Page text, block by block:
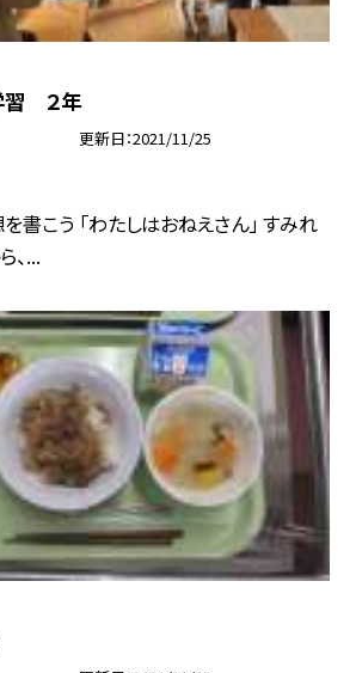
２年
更新日 2021/11/25
書こう 「わたしはおねえさん」 すみれ
、...